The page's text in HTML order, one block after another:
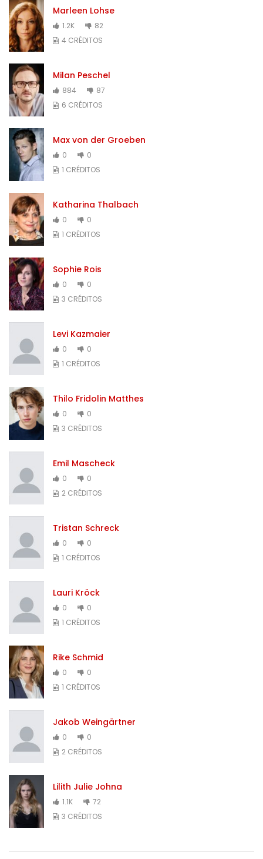
Marleen Lohse
1.2K
82
4 CRÉDITOS
Milan Peschel
884
87
6 CRÉDITOS
Max von der Groeben
0
0
1 CRÉDITOS
Katharina Thalbach
0
0
1 CRÉDITOS
Sophie Rois
0
0
3 CRÉDITOS
Levi Kazmaier
0
0
1 CRÉDITOS
Thilo Fridolin Matthes
0
0
3 CRÉDITOS
Emil Mascheck
0
0
2 CRÉDITOS
Tristan Schreck
0
0
1 CRÉDITOS
Lauri Kröck
0
0
1 CRÉDITOS
Rike Schmid
0
0
1 CRÉDITOS
Jakob Weingärtner
0
0
2 CRÉDITOS
Lilith Julie Johna
1.1K
72
3 CRÉDITOS